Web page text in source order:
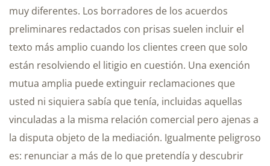
muy diferentes. Los borradores de los acuerdos
preliminares redactados con prisas suelen incluir el
texto más amplio cuando los clientes creen que solo
están resolviendo el litigio en cuestión. Una exención
mutua amplia puede extinguir reclamaciones que
usted ni siquiera sabía que tenía, incluidas aquellas
vinculadas a la misma relación comercial pero ajenas a
la disputa objeto de la mediación. Igualmente peligroso
es: renunciar a más de lo que pretendía y descubrir